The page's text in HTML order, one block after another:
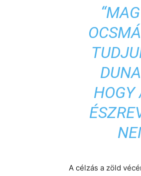
A célzás a zöld